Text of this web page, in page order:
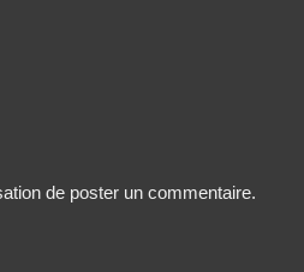
de poster un commentaire.